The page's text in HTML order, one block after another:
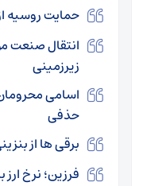
حمایت روسیه
انتقال صنعت
زیرزمینی
اسامی
حذفی
برقی‌ ها از
فرزین؛ نرخ ارز